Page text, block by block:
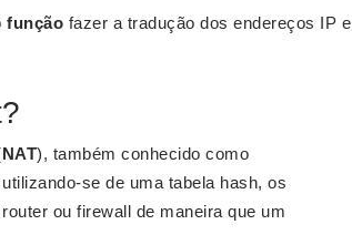
função fazer a tradução dos endereços IP e
NAT), também conhecido como
se de uma tabela hash, os
ou firewall de maneira que um